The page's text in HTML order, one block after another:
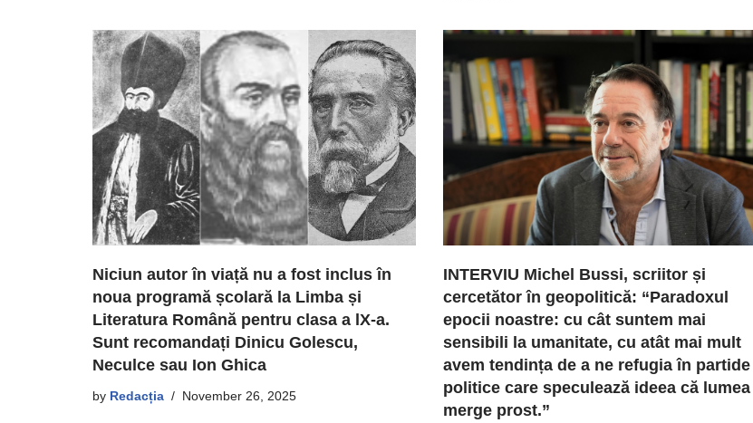
Niciun autor în viață nu a fost inclus în
noua programă școlară la Limba și
Literatura Română pentru clasa a lX-a.
Sunt recomandați Dinicu Golescu,
Neculce sau Ion Ghica
by Redacția November 26, 2025
INTERVIU Michel Bussi, scriitor și
cercetător în geopolitică: “Paradoxul
epocii noastre: cu cât suntem mai
sensibili la umanitate, cu atât mai mult
avem tendința de a ne refugia în partide
politice care speculează ideea că lumea
merge prost.”